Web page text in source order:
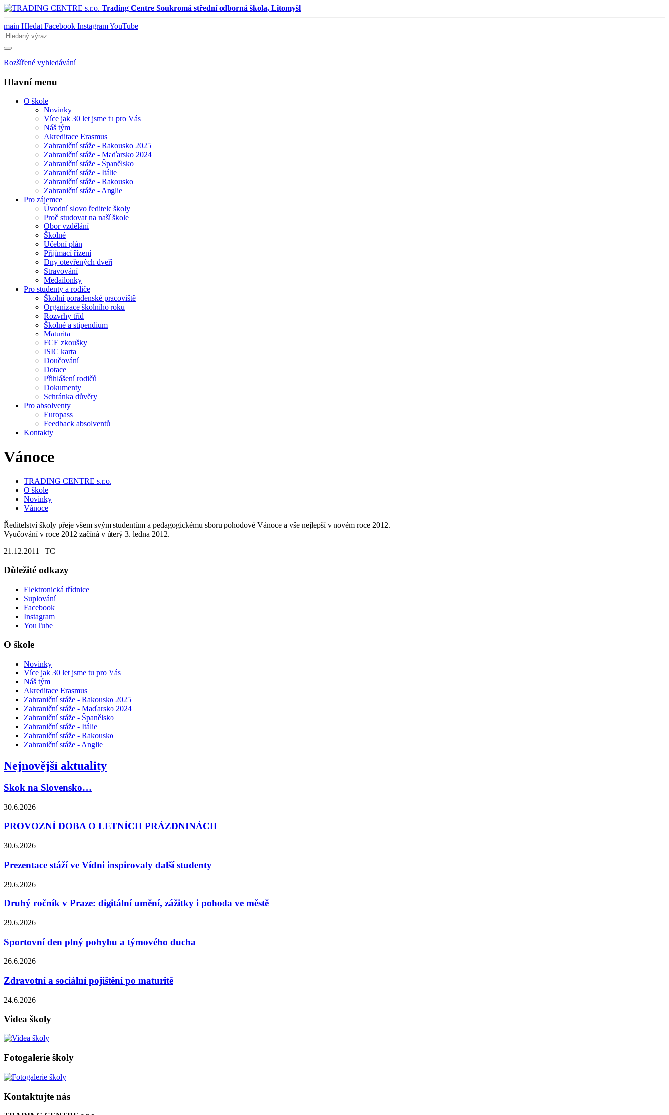
Trading Centre Soukromá střední odborná škola, Litomyšl
main Hledat Facebook InstagramYouTube
Rozšířené vyhledávání
Hlavní menu
O škole
Novinky
Více jak 30 let jsme tu pro Vás
Náš tým
Akreditace Erasmus
Zahraniční stáže - Rakousko 2025
Zahraniční stáže - Maďarsko 2024
Zahraniční stáže - Španělsko
Zahraniční stáže - Itálie
Zahraniční stáže - Rakousko
Zahraniční stáže - Anglie
Pro zájemce
Úvodní slovo ředitele školy
Proč studovat na naší škole
Obor vzdělání
Školné
Učební plán
Přijímací řízení
Dny otevřených dveří
Stravování
Medailonky
Pro studenty a rodiče
Školní poradenské pracoviště
Organizace školního roku
Rozvrhy tříd
Školné a stipendium
Maturita
FCE zkoušky
ISIC karta
Doučování
Dotace
Přihlášení rodičů
Dokumenty
Schránka důvěry
Pro absolventy
Europass
Feedback absolventů
Kontakty
Vánoce
TRADING CENTRE s.r.o.
O škole
Novinky
Vánoce
Ředitelství školy přeje všem svým studentům a pedagogickému sboru pohodové Vánoce a vše nejlepší v novém roce 2012.
Vyučování v roce 2012 začíná v úterý 3. ledna 2012.
21.12.2011 | TC
Důležité odkazy
Elektronická třídnice
Suplování
Facebook
Instagram
YouTube
O škole
Novinky
Více jak 30 let jsme tu pro Vás
Náš tým
Akreditace Erasmus
Zahraniční stáže - Rakousko 2025
Zahraniční stáže - Maďarsko 2024
Zahraniční stáže - Španělsko
Zahraniční stáže - Itálie
Zahraniční stáže - Rakousko
Zahraniční stáže - Anglie
Nejnovější aktuality
Skok na Slovensko…
30.6.2026
PROVOZNÍ DOBA O LETNÍCH PRÁZDNINÁCH
30.6.2026
Prezentace stáží ve Vídni inspirovaly další studenty
29.6.2026
Druhý ročník v Praze: digitální umění, zážitky i pohoda ve městě
29.6.2026
Sportovní den plný pohybu a týmového ducha
26.6.2026
Zdravotní a sociální pojištění po maturitě
24.6.2026
Videa školy
Fotogalerie školy
Kontaktujte nás